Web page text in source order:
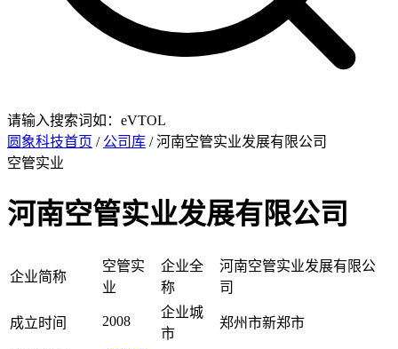
请输入搜索词如：eVTOL
圆象科技首页 / 公司库 / 河南空管实业发展有限公司
空管实业
河南空管实业发展有限公司
企业简称
空管实
业
企业全
称
河南空管实业发展有限公
司
成立时间 2008
企业城
市
郑州市新郑市